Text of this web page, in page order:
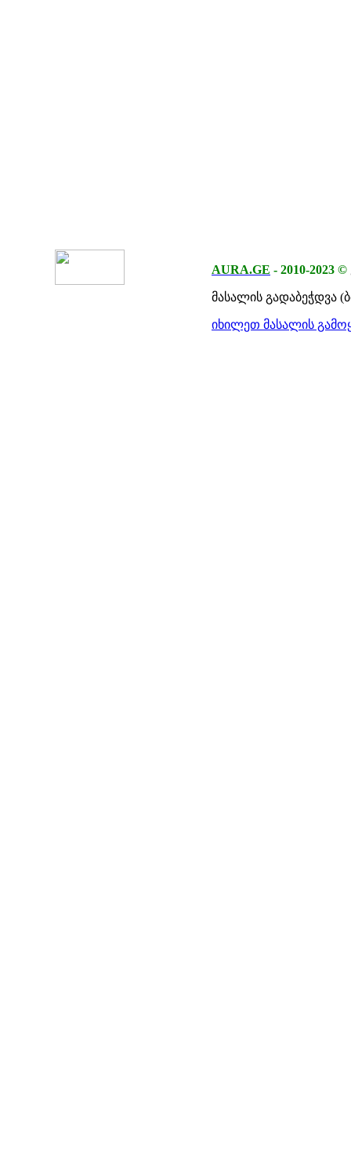
AURA.GE - 2010-2023 ©
მასალის გადაბეჭდვა
იხილეთ მასალის